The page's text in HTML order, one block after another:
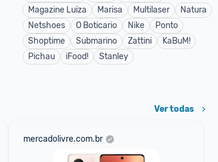
Magazine Luiza
Marisa Multilaser
Natura
Netshoes
O Boticario Nike
Ponto
Shoptime
Submarino Zattini
KaBuM!
Pichau
iFood! Stanley
Ver todas
mercadolivre.com.br